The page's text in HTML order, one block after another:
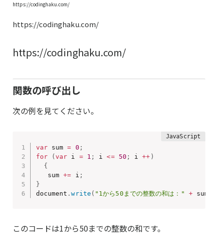
https://codinghaku.com/
https://codinghaku.com/
https://codinghaku.com/
関数の呼び出し
次の例を見てください。
var sum = 0 ;
for
(var i = 1 ; i <= 50 ; i ++ )
{
   sum
+= i ;
}
document .write ( "1から50までの整数の和は：" + sum
このコードは1から50までの整数の和です。